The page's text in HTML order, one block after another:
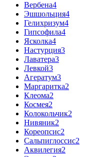
Вербена4
Эшшольция4
Гелихризум4
Гипсофила4
Ясколка4
Настурция3
Лаватера3
Левкой3
Агератум3
Маргаритка2
Клеома2
Космея2
Колокольчик2
Нивяник2
Кореопсис2
Сальпиглоссис2
Аквилегия2